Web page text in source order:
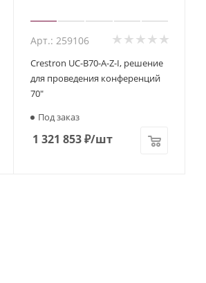
Арт.: 259106
Crestron UC-B70-A-Z-I, решение
для проведения конференций
70"
Под заказ
1 321 853₽/шт